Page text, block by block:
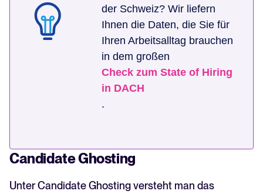
der Schweiz? Wir liefern
Ihnen die Daten, die Sie für
Ihren Arbeitsalltag brauchen
in dem großen
Check zum State of Hiring
in DACH
.
Candidate Ghosting
Unter Candidate Ghosting versteht man das